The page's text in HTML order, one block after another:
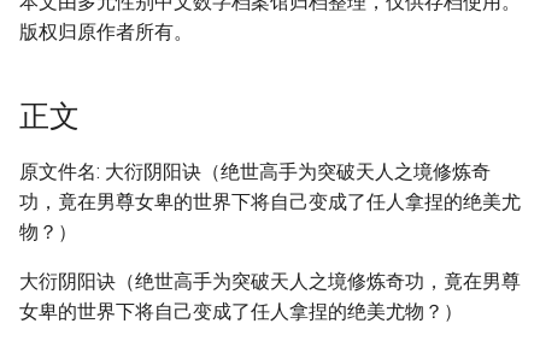
版权归原作者所有。
正文
原文件名: 大衍阴阳诀（绝世高手为突破天人之境修炼奇
功，竟在男尊女卑的世界下将自己变成了任人拿捏的绝美尤
物？）
大衍阴阳诀（绝世高手为突破天人之境修炼奇功，竟在男尊
女卑的世界下将自己变成了任人拿捏的绝美尤物？）